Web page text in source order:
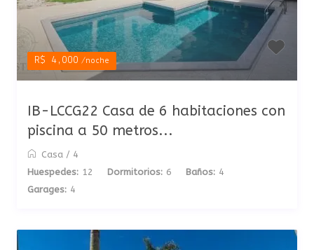
R$ 4,000/noche
IB-LCCG22 Casa de 6 habitaciones con
piscina a 50 metros...
Casa / 4
Huespedes: 12 Dormitorios: 6 Baños: 4
Garages: 4